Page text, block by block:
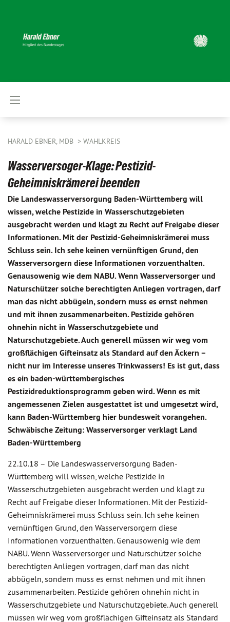
HARALD EBNER, MDB WAHLKREIS
Wasserversoger-Klage: Pestizid-
Geheimniskrämerei beenden
Die Landeswasserversorgung Baden-Württemberg will
wissen, welche Pestizide in Wasserschutzgebieten
ausgebracht werden und klagt zu Recht auf Freigabe dieser
Informationen. Mit der Pestizid-Geheimniskrämerei muss
Schluss sein. Ich sehe keinen vernünftigen Grund, den
Wasserversorgern diese Informationen vorzuenthalten.
Genausowenig wie dem NABU. Wenn Wasserversorger und
Naturschützer solche berechtigten Anliegen vortragen, darf
man das nicht abbügeln, sondern muss es ernst nehmen
und mit ihnen zusammenarbeiten. Pestizide gehören
ohnehin nicht in Wasserschutzgebiete und
Naturschutzgebiete. Auch generell müssen wir weg vom
großflächigen Gifteinsatz als Standard auf den Äckern –
nicht nur im Interesse unseres Trinkwassers! Es ist gut, dass
es ein baden-württembergisches
Pestizidreduktionsprogramm geben wird. Wenn es mit
angemessenen Zielen ausgestattet ist und umgesetzt wird,
kann Baden-Württemberg hier bundesweit vorangehen.
Schwäbische Zeitung: Wasserversorger verklagt Land
Baden-Württemberg
22.10.18 – Die Landeswasserversorgung Baden-
Württemberg will wissen, welche Pestizide in
Wasserschutzgebieten ausgebracht werden und klagt zu
Recht auf Freigabe dieser Informationen. Mit der Pestizid-
Geheimniskrämerei muss Schluss sein. Ich sehe keinen
vernünftigen Grund, den Wasserversorgern diese
Informationen vorzuenthalten. Genausowenig wie dem
NABU. Wenn Wasserversorger und Naturschützer solche
berechtigten Anliegen vortragen, darf man das nicht
abbügeln, sondern muss es ernst nehmen und mit ihnen
zusammenarbeiten. Pestizide gehören ohnehin nicht in
Wasserschutzgebiete und Naturschutzgebiete. Auch generell
müssen wir weg vom großflächigen Gifteinsatz als Standard